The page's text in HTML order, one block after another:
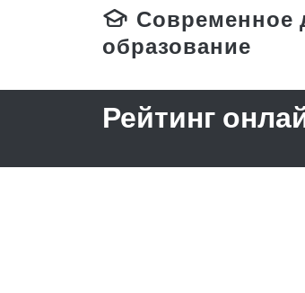
Современное
образование
Рейтинг